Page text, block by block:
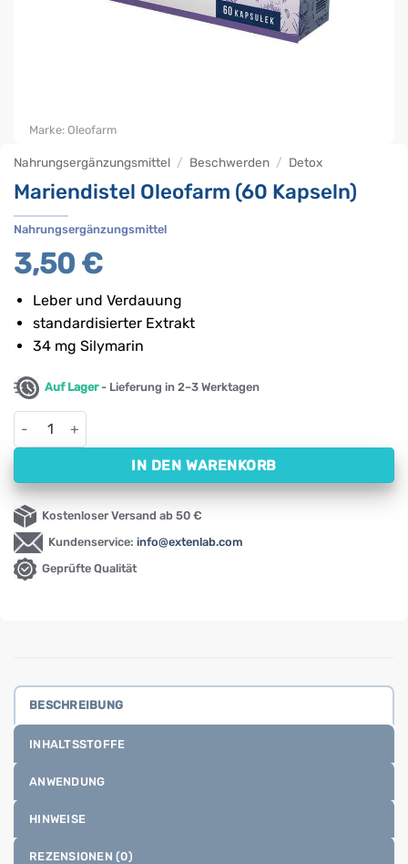
Nahrungsergänzungsmittel / Beschwerden / Detox
Mariendistel Oleofarm (60 Kapseln)
Nahrungsergänzungsmittel
3,50 €
Leber und Verdauung
standardisierter Extrakt
34 mg Silymarin
Auf Lager- Lieferung in 2–3 Werktagen
Mariendistel Oleofarm (60 Kapseln) Menge
IN DEN WARENKORB
Kostenloser Versand ab 50 €
Kundenservice: info@extenlab.com
Geprüfte Qualität
Marke: Oleofarm
BESCHREIBUNG
INHALTSSTOFFE
ANWENDUNG
HINWEISE
REZENSIONEN (0)